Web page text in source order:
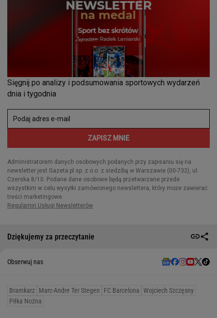
Dziękujemy za przeczytanie
Obserwuj nas
Bramkarz Marc-Andre Ter Stegen FC Barcelona Wojciech Szczęsny
Piłka Nożna